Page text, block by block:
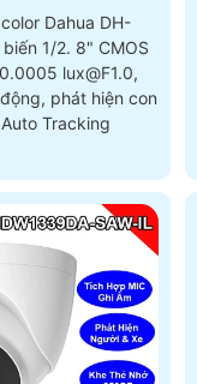
Dahua DH-
1/2. 8" CMOS
lux@F1.0,
phát hiện con
Tracking